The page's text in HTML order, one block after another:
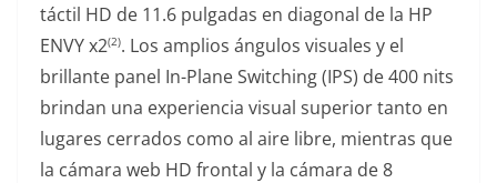
táctil HD de 11.6 pulgadas en diagonal de la HP
ENVY x2(2). Los amplios ángulos visuales y el
brillante panel In-Plane Switching (IPS) de 400 nits
brindan una experiencia visual superior tanto en
lugares cerrados como al aire libre, mientras que
la cámara web HD frontal y la cámara de 8